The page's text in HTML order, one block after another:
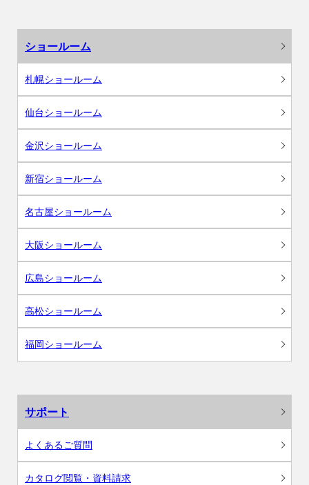
ショールーム
札幌ショールーム
仙台ショールーム
金沢ショールーム
新宿ショールーム
名古屋ショールーム
大阪ショールーム
広島ショールーム
高松ショールーム
福岡ショールーム
サポート
よくあるご質問
カタログ閲覧・資料請求